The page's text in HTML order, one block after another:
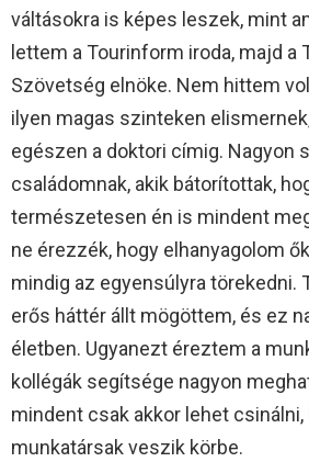
váltásokra is képes leszek, mint
lettem a Tourinform iroda, majd a
Szövetség elnöke. Nem hittem
ilyen magas szinteken
egészen a doktori címig. Nagyon
családomnak, akik bátorítottak,
természetesen én is mindent
ne érezzék, hogy elhanyagolom
mindig az egyensúlyra törekedni.
erős háttér állt mögöttem, és ez
életben. Ugyanezt éreztem a
kollégák segítsége nagyon
mindent csak akkor lehet
munkatársak veszik körbe.